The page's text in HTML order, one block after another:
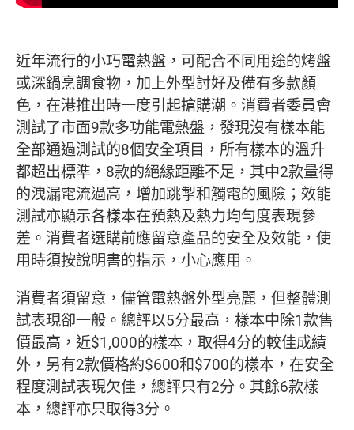
近年流行的小巧電熱盤，可配合不同用途的烤盤
或深鍋烹調食物，加上外型討好及備有多款顏
色，在港推出時一度引起搶購潮。消費者委員會
測試了市面9款多功能電熱盤，發現沒有樣本能
全部通過測試的8個安全項目，所有樣本的溫升
都超出標準，8款的絕緣距離不足，其中2款量得
的洩漏電流過高，增加跳掣和觸電的風險；效能
測試亦顯示各樣本在預熱及熱力均勻度表現參
差。消費者選購前應留意產品的安全及效能，使
用時須按說明書的指示，小心應用。
消費者須留意，儘管電熱盤外型亮麗，但整體測
試表現卻一般。總評以5分最高，樣本中除1款售
價最高，近$1,000的樣本，取得4分的較佳成績
外，另有2款價格約$600和$700的樣本，在安全
程度測試表現欠佳，總評只有2分。其餘6款樣
本，總評亦只取得3分。